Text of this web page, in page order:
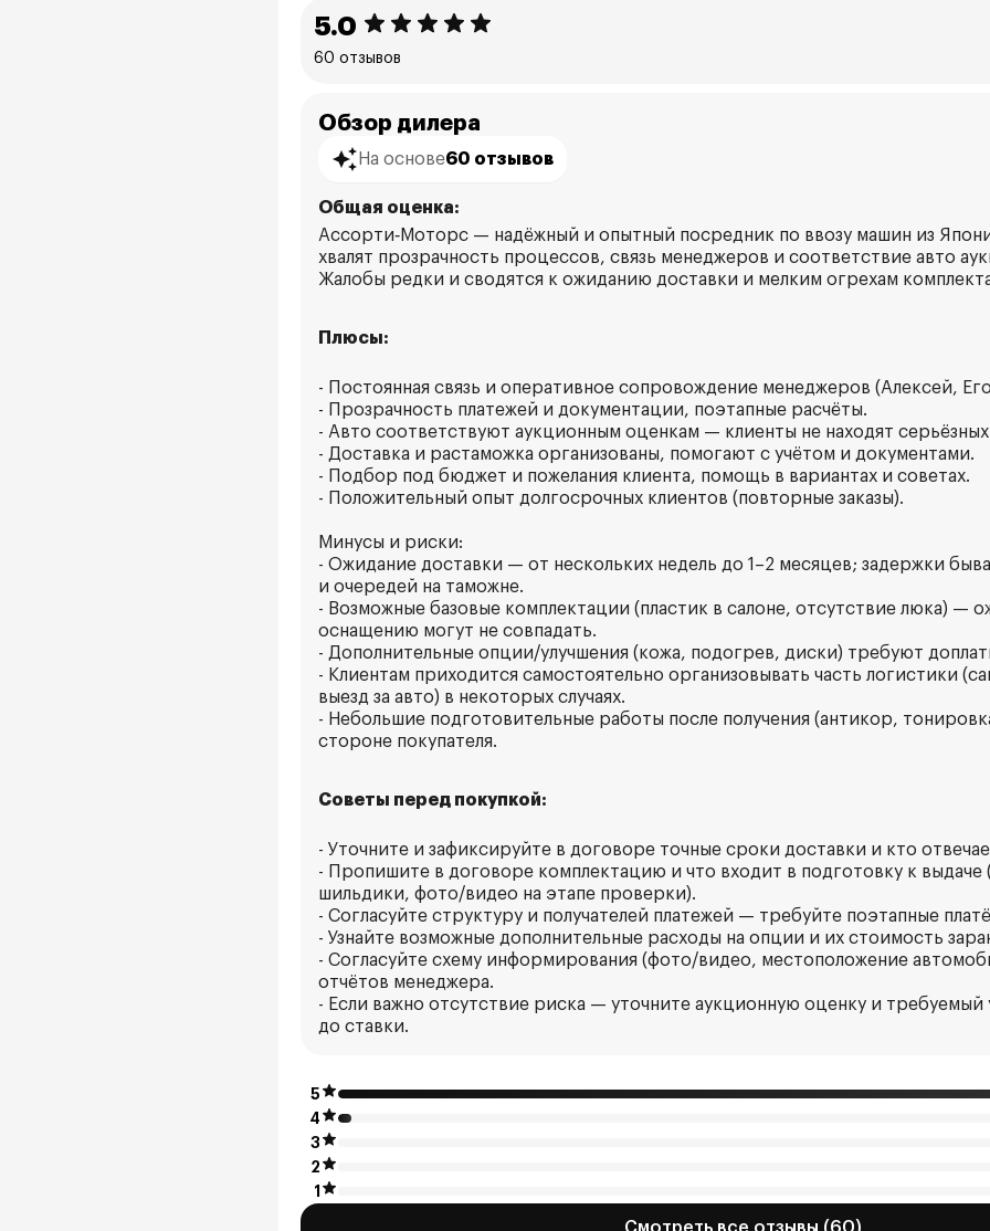
5.0
60 отзывов
Обзор дилера
На основе60 отзывов
Общая оценка:
Ассорти‑Моторс — надёжный и опытный посредник по ввозу машин из
хвалят прозрачность процессов, связь менеджеров и соответствие авто
Жалобы редки и сводятся к ожиданию доставки и мелким огрехам
Плюсы:
- Постоянная связь и оперативное сопровождение менеджеров (Алексей,
- Прозрачность платежей и документации, поэтапные расчёты.
- Авто соответствуют аукционным оценкам — клиенты не находят
- Доставка и растаможка организованы, помогают с учётом и документами.
- Подбор под бюджет и пожелания клиента, помощь в вариантах и советах.
- Положительный опыт долгосрочных клиентов (повторные заказы).
Минусы и риски:
- Ожидание доставки — от нескольких недель до 1–2 месяцев; задержки
и очередей на таможне.
- Возможные базовые комплектации (пластик в салоне, отсутствие люка) —
оснащению могут не совпадать.
- Дополнительные опции/улучшения (кожа, подогрев, диски) требуют
- Клиентам приходится самостоятельно организовывать часть логистики
выезд за авто) в некоторых случаях.
- Небольшие подготовительные работы после получения (антикор,
стороне покупателя.
Советы перед покупкой:
- Уточните и зафиксируйте в договоре точные сроки доставки и кто
- Пропишите в договоре комплектацию и что входит в подготовку к выдаче
шильдики, фото/видео на этапе проверки).
- Согласуйте структуру и получателей платежей — требуйте поэтапные
- Узнайте возможные дополнительные расходы на опции и их стоимость
- Согласуйте схему информирования (фото/видео, местоположение
отчётов менеджера.
- Если важно отсутствие риска — уточните аукционную оценку и требуемый
до ставки.
5
4
3
2
1